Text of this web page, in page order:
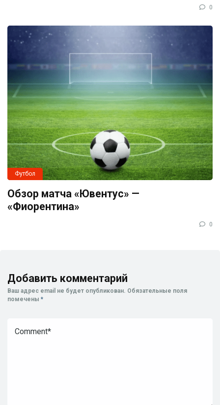
0
Футбол
Обзор матча «Ювентус» —
«Фиорентина»
0
Добавить комментарий
Ваш адрес email не будет опубликован. Обязательные поля
помечены *